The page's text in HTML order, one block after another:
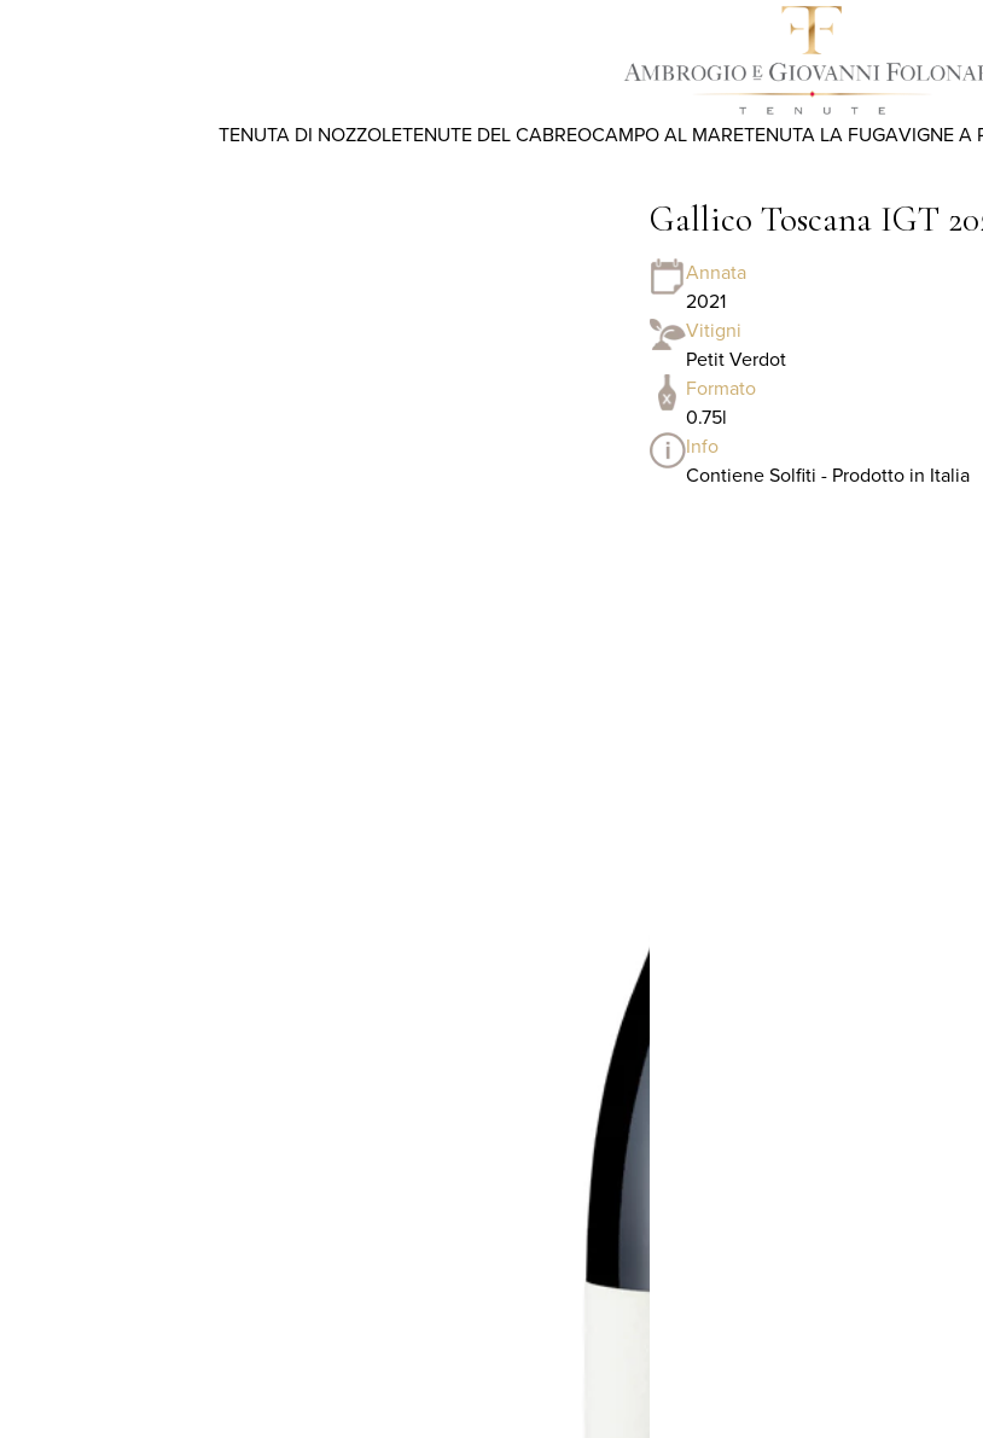
TENUTA DI NOZZOLETENUTE DEL CABREOCAMPO AL MARETENUTA LA FUGAVIGNE A
Gallico Toscana IGT
Annata
2021
Vitigni
Petit Verdot
Formato
0.75l
Info
Contiene Solfiti - Prodotto in Italia